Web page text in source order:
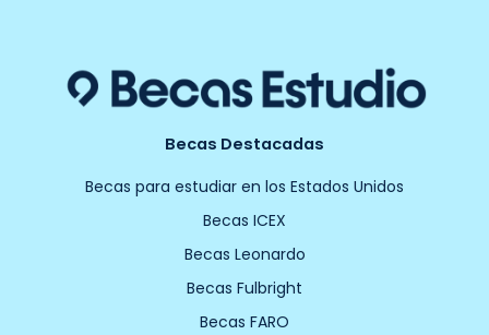
Becas Destacadas
Becas para estudiar en los Estados Unidos
Becas ICEX
Becas Leonardo
Becas Fulbright
Becas FARO